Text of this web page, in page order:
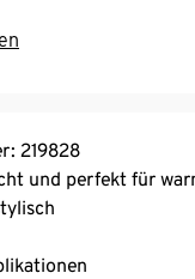
219828
und perfekt für